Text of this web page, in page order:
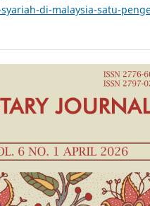
di-malaysia-satu-